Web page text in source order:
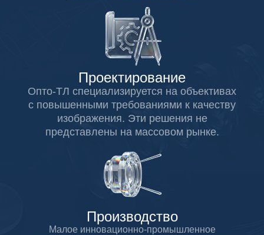
Проектирование
Опто-ТЛ специализируется на объективах
с повышенными требованиями к качеству
изображения. Эти решения не
представлены на массовом рынке.
Производство
Малое инновационно-промышленное